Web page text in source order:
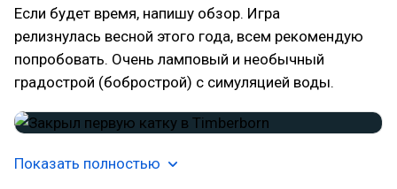
Если будет время, напишу обзор. Игра
релизнулась весной этого года, всем рекомендую
попробовать. Очень ламповый и необычный
градострой (бобрострой) с симуляцией воды.
Показать полностью